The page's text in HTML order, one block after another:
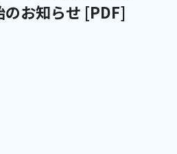
のお知らせ [PDF]